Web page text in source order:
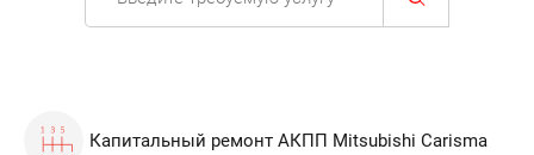
Капитальный ремонт АКПП Mitsubishi Carisma